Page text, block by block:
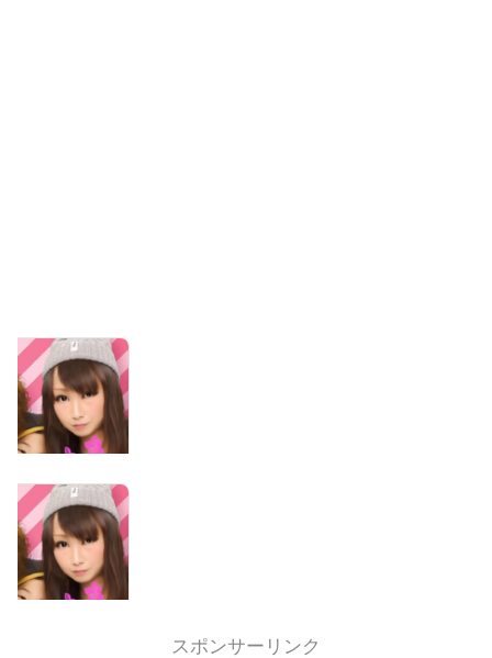
スポンサーリンク